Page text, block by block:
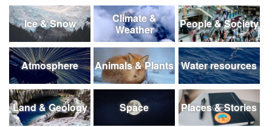
Ice & Snow
Climate &
Weather
People & Society
Atmosphere Animals & Plants Water resources
Land & Geology Space Places & Stories